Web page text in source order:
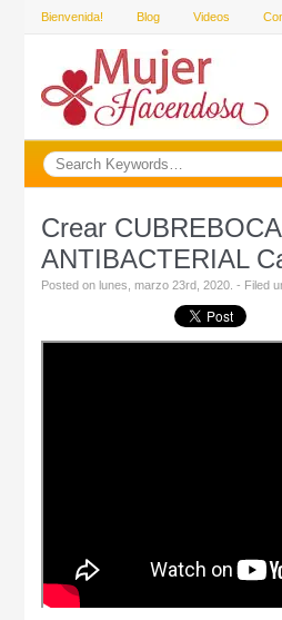
Bienvenida! Blog Videos
Crear
ANTIBACTERIAL
Posted on lunes, marzo 23rd, 2020. - Filed